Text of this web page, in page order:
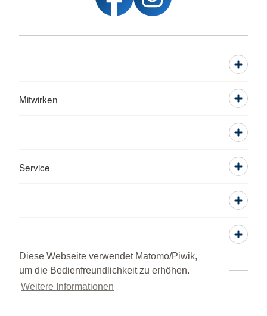
Diese Webseite verwendet Matomo/Piwik,
um die Bedienfreundlichkeit zu erhöhen.
Weitere Informationen
Mitwirken
Service
Adressen Kontakt Datenschutz